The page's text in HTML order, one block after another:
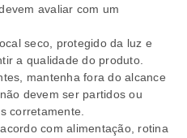
avaliar com um
seco, protegido da luz e
a qualidade do produto.
mantenha fora do alcance
devem ser partidos ou
corretamente.
com alimentação, rotina